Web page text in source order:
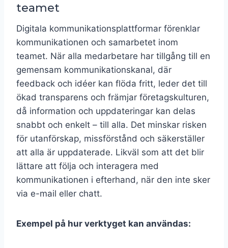
teamet
Digitala kommunikationsplattformar förenklar
kommunikationen och samarbetet inom
teamet. När alla medarbetare har tillgång till en
gemensam kommunikationskanal, där
feedback och idéer kan flöda fritt, leder det till
ökad transparens och främjar företagskulturen,
då information och uppdateringar kan delas
snabbt och enkelt – till alla. Det minskar risken
för utanförskap, missförstånd och säkerställer
att alla är uppdaterade. Likväl som att det blir
lättare att följa och interagera med
kommunikationen i efterhand, när den inte sker
via e-mail eller chatt.
Exempel på hur verktyget kan användas: